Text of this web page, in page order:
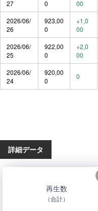
27 0 00
2026/06/
26
923,00
0
+1,0
00
2026/06/
25
922,00
0
+2,0
00
2026/06/
24
920,00
0
0
詳細データ
再生数
（合計）